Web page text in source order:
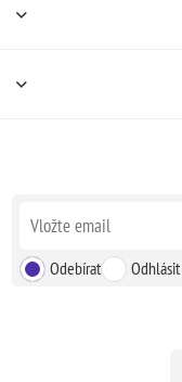
Odebírat Odhlásit